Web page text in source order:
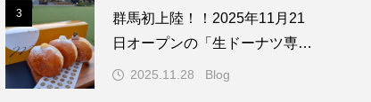
3
群馬初上陸！！2025年11月21
日オープンの「生ドーナツ専門
店」へ行ってきた（ミルクドド
2025.11.28 Blog